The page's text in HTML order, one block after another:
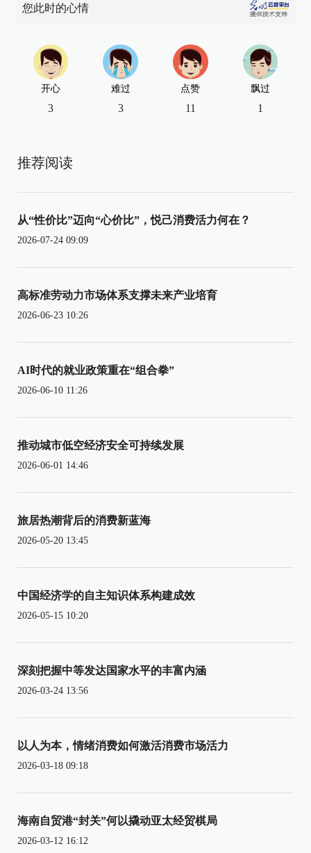
您此时的心情
开心
3
难过
3
点赞
11
飘过
1
推荐阅读
从“性价比”迈向“心价比”，悦己消费活力何在？
2026-07-24 09:09
高标准劳动力市场体系支撑未来产业培育
2026-06-23 10:26
AI时代的就业政策重在“组合拳”
2026-06-10 11:26
推动城市低空经济安全可持续发展
2026-06-01 14:46
旅居热潮背后的消费新蓝海
2026-05-20 13:45
中国经济学的自主知识体系构建成效
2026-05-15 10:20
深刻把握中等发达国家水平的丰富内涵
2026-03-24 13:56
以人为本，情绪消费如何激活消费市场活力
2026-03-18 09:18
海南自贸港“封关”何以撬动亚太经贸棋局
2026-03-12 16:12